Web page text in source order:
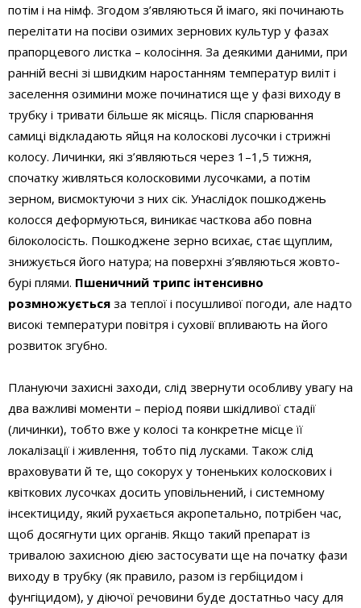
потім і на німф. Згодом з’являються й імаго, які починають
перелітати на посіви озимих зернових культур у фазах
прапорцевого листка – колосіння. За деякими даними, при
ранній весні зі швидким наростанням температур виліт і
заселення озимини може починатися ще у фазі виходу в
трубку і тривати більше як місяць. Після спарювання
самиці відкладають яйця на колоскові лусочки і стрижні
колосу. Личинки, які з’являються через 1–1,5 тижня,
спочатку живляться колосковими лусочками, а потім
зерном, висмоктуючи з них сік. Унаслідок пошкоджень
колосся деформуються, виникає часткова або повна
білоколосість. Пошкоджене зерно всихає, стає щуплим,
знижується його натура; на поверхні з’являються жовто-
бурі плями. Пшеничний трипс інтенсивно
розмножується за теплої і посушливої погоди, але надто
високі температури повітря і суховії впливають на його
розвиток згубно.
Плануючи захисні заходи, слід звернути особливу увагу на
два важливі моменти – період появи шкідливої стадії
(личинки), тобто вже у колосі та конкретне місце її
локалізації і живлення, тобто під лусками. Також слід
враховувати й те, що сокорух у тоненьких колоскових і
квіткових лусочках досить уповільнений, і системному
інсектициду, який рухається акропетально, потрібен час,
щоб досягнути цих органів. Якщо такий препарат із
тривалою захисною дією застосувати ще на початку фази
виходу в трубку (як правило, разом із гербіцидом і
фунгіцидом), у діючої речовини буде достатньо часу для